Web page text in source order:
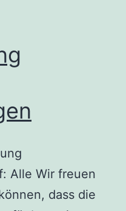
Alle Wir freuen
dass die